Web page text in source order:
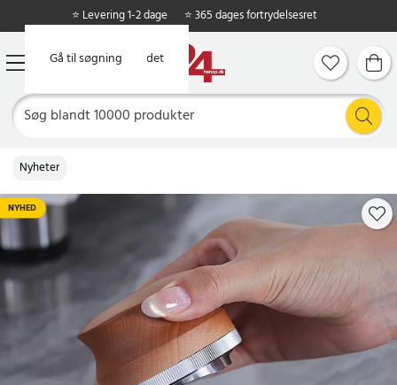
Gå til hovedindholdet
Gå til søgning
⭐ Levering 1-2 dage ⭐ 365 dages fortrydelsesret
Nyheter
NYHED